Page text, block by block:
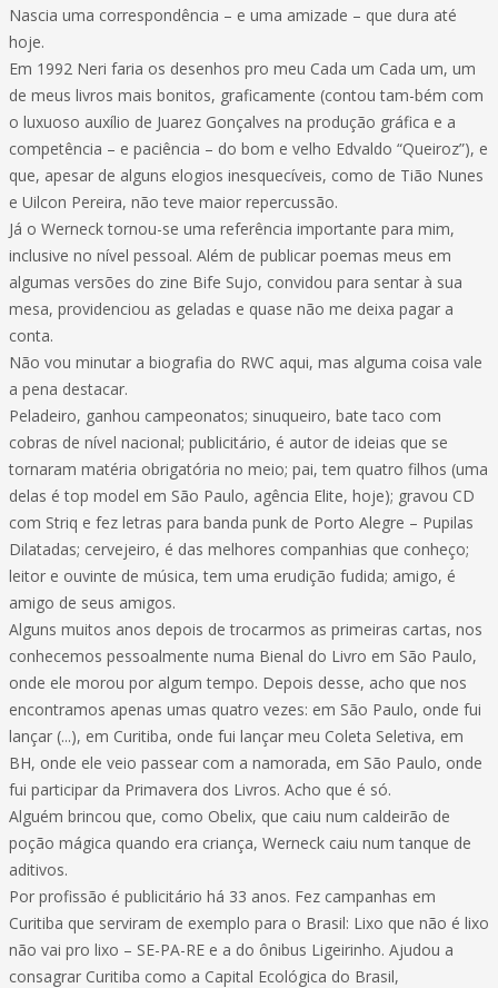
Nascia uma correspondência – e uma amizade – que dura até
hoje.
Em 1992 Neri faria os desenhos pro meu Cada um Cada um, um
de meus livros mais bonitos, graficamente (contou tam-bém com
o luxuoso auxílio de Juarez Gonçalves na produção gráfica e a
competência – e paciência – do bom e velho Edvaldo “Queiroz”), e
que, apesar de alguns elogios inesquecíveis, como de Tião Nunes
e Uilcon Pereira, não teve maior repercussão.
Já o Werneck tornou-se uma referência importante para mim,
inclusive no nível pessoal. Além de publicar poemas meus em
algumas versões do zine Bife Sujo, convidou para sentar à sua
mesa, providenciou as geladas e quase não me deixa pagar a
conta.
Não vou minutar a biografia do RWC aqui, mas alguma coisa vale
a pena destacar.
Peladeiro, ganhou campeonatos; sinuqueiro, bate taco com
cobras de nível nacional; publicitário, é autor de ideias que se
tornaram matéria obrigatória no meio; pai, tem quatro filhos (uma
delas é top model em São Paulo, agência Elite, hoje); gravou CD
com Striq e fez letras para banda punk de Porto Alegre – Pupilas
Dilatadas; cervejeiro, é das melhores companhias que conheço;
leitor e ouvinte de música, tem uma erudição fudida; amigo, é
amigo de seus amigos.
Alguns muitos anos depois de trocarmos as primeiras cartas, nos
conhecemos pessoalmente numa Bienal do Livro em São Paulo,
onde ele morou por algum tempo. Depois desse, acho que nos
encontramos apenas umas quatro vezes: em São Paulo, onde fui
lançar (...), em Curitiba, onde fui lançar meu Coleta Seletiva, em
BH, onde ele veio passear com a namorada, em São Paulo, onde
fui participar da Primavera dos Livros. Acho que é só.
Alguém brincou que, como Obelix, que caiu num caldeirão de
poção mágica quando era criança, Werneck caiu num tanque de
aditivos.
Por profissão é publicitário há 33 anos. Fez campanhas em
Curitiba que serviram de exemplo para o Brasil: Lixo que não é lixo
não vai pro lixo – SE-PA-RE e a do ônibus Ligeirinho. Ajudou a
consagrar Curitiba como a Capital Ecológica do Brasil,